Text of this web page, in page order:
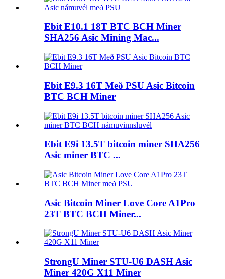
Ebit E10.1 18T BTC BCH Miner
SHA256 Asic Mining Mac...
Ebit E9.3 16T Með PSU Asic Bitcoin
BTC BCH Miner
Ebit E9i 13.5T bitcoin miner SHA256
Asic miner BTC ...
Asic Bitcoin Miner Love Core A1Pro
23T BTC BCH Miner...
StrongU Miner STU-U6 DASH Asic
Miner 420G X11 Miner